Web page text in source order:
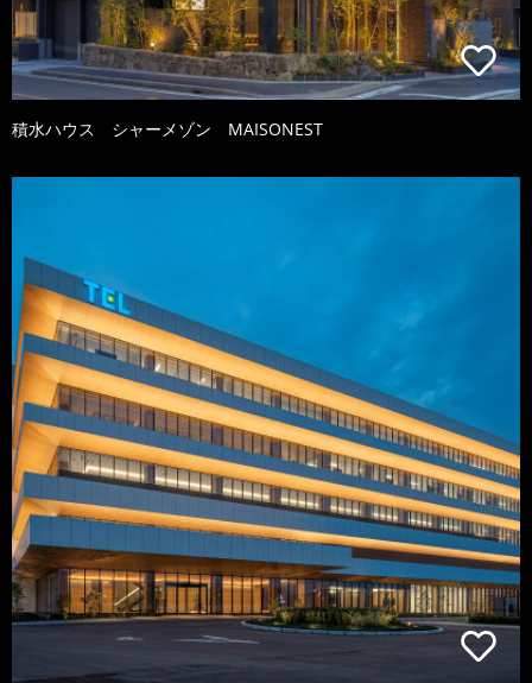
積水ハウス シャーメゾン MAISONEST